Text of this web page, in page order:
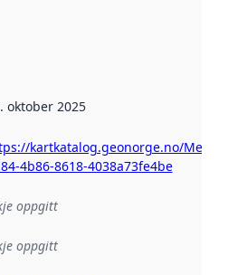
oktober 2025
kartkatalog.geonorge.no/
4b86-8618-4038a73fe4be
oppgitt
oppgitt